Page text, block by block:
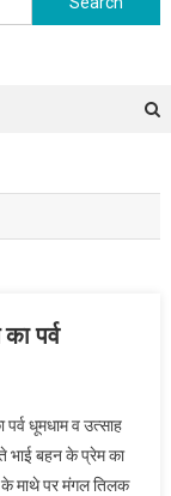
पर्व
पर्व धूमधाम व उत्साह
भाई बहन के प्रेम का
के माथे पर मंगल तिलक